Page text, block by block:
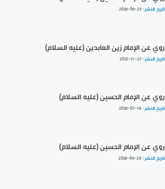
تاريخ النشر :2026-06-25
روي عن الإمام زين العابدين (عليه السلام)
تاريخ النشر :2025-11-27
روي عن الإمام الحسين (عليه السلام)
تاريخ النشر : 2026-07-14
روي عن الإمام الحسين (عليه السلام)
تاريخ النشر : 2026-06-24